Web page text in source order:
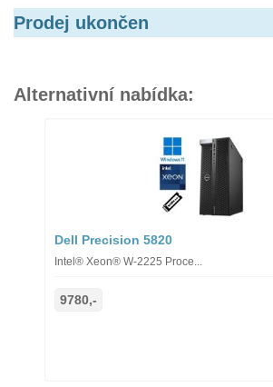
Prodej ukončen
Alternativní nabídka:
Dell Precision 5820
Intel® Xeon® W-2225 Proce...
9780,-